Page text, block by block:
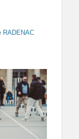
RADENAC